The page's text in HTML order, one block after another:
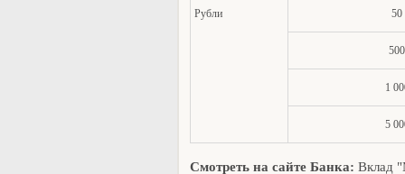
Рубли 50
1
5
Смотреть на сайте Банка: